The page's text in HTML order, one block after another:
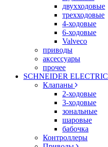
двухходовые
трехходовые
4-ходовые
6-ходовые
Valveco
приводы
аксессуары
прочее
SCHNEIDER ELECTRIC
Клапаны
2-ходовые
3-ходовые
зональные
шаровые
бабочка
Контроллеры